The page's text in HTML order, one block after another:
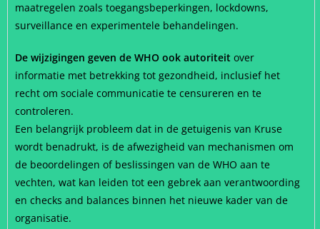
maatregelen zoals toegangsbeperkingen, lockdowns,
surveillance en experimentele behandelingen.
De wijzigingen geven de WHO ook autoriteit over
informatie met betrekking tot gezondheid, inclusief het
recht om sociale communicatie te censureren en te
controleren.
Een belangrijk probleem dat in de getuigenis van Kruse
wordt benadrukt, is de afwezigheid van mechanismen om
de beoordelingen of beslissingen van de WHO aan te
vechten, wat kan leiden tot een gebrek aan verantwoording
en checks and balances binnen het nieuwe kader van de
organisatie.